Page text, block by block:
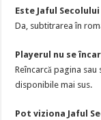
Este Jaful
Da, subtitrarea în
Playerul nu se
Reîncarcă pagina
disponibile mai sus.
Pot viziona Jaful